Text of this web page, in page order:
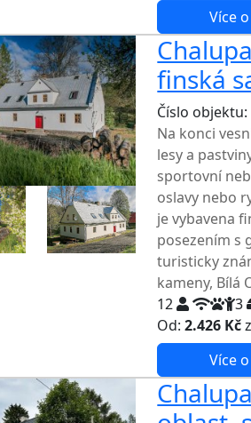
Více
finská
Číslo objektu:
Na konci
lesy a
sportovní
oslavy nebo
je vybavena
posezením s
turisticky
kameny, Bílá
12
3
Od:2.426 Kč
Více